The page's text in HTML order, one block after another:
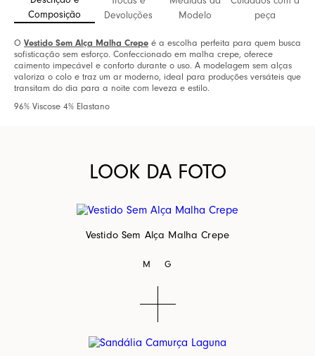
Composição
Devoluções
Modelo
peça
O Vestido Sem Alça Malha Crepe é a escolha perfeita para quem busca
sofisticação sem esforço. Confeccionado em malha crepe, oferece
caimento impecável e conforto durante o uso. A modelagem sem alças
valoriza o colo e traz um ar moderno, ideal para produções versáteis que
transitam do dia para a noite com leveza e estilo.
96% Viscose 4% Elastano
LOOK DA FOTO
Vestido Sem Alça Malha Crepe
M G